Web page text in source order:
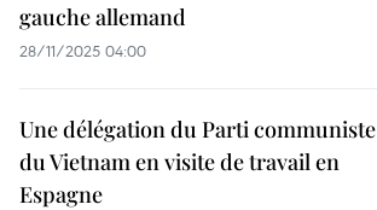
gauche allemand
28/11/2025 04:00
Une délégation du Parti communiste
du Vietnam en visite de travail en
Espagne